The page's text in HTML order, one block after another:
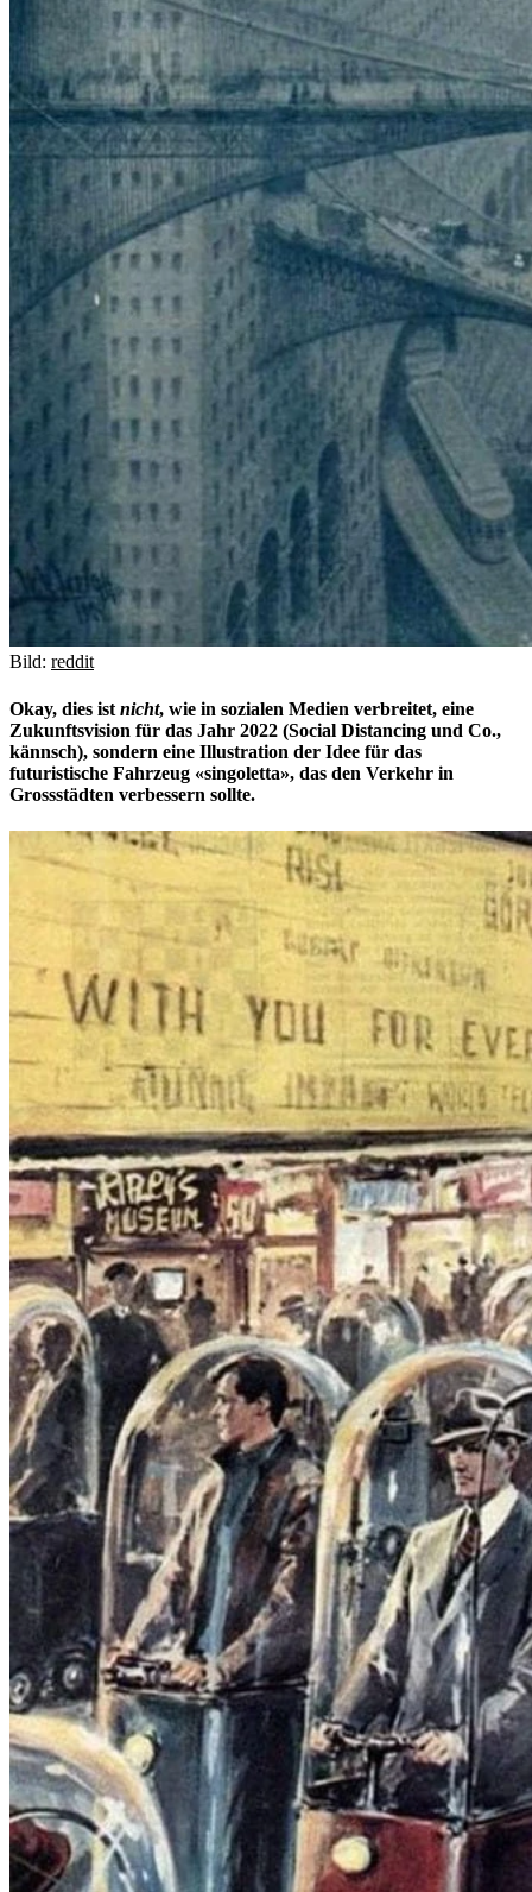
Bild: reddit
Okay, dies ist nicht, wie in sozialen Medien verbreitet, eine
Zukunftsvision für das Jahr 2022 (Social Distancing und Co.,
kännsch), sondern eine Illustration der Idee für das
futuristische Fahrzeug «singoletta», das den Verkehr in
Grossstädten verbessern sollte.